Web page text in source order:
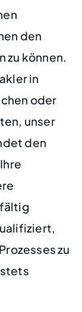
den
zu können.
in
oder
unser
den
zu